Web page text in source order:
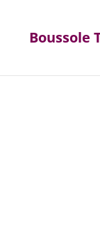
Boussole